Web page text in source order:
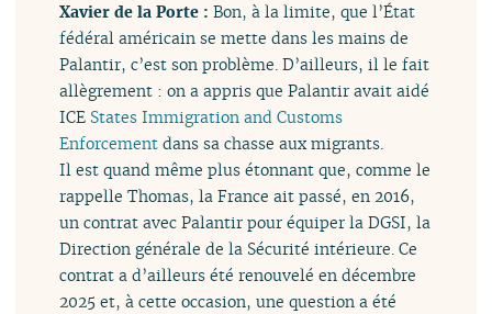
Xavier de la Porte :Bon, à la limite, que l’État
fédéral américain se mette dans les mains de
Palantir, c’est son problème. D’ailleurs, il le fait
allègrement : on a appris que Palantir avait aidé
ICE States Immigration and Customs
Enforcement dans sa chasse aux migrants.
Il est quand même plus étonnant que, comme le
rappelle Thomas, la France ait passé, en 2016,
un contrat avec Palantir pour équiper la DGSI, la
Direction générale de la Sécurité intérieure. Ce
contrat a d’ailleurs été renouvelé en décembre
2025 et, à cette occasion, une question a été